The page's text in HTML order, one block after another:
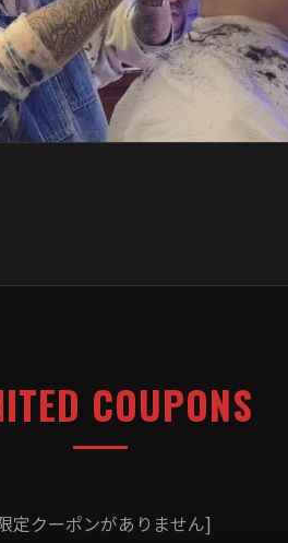
COUPONS
定クーポンがありません]